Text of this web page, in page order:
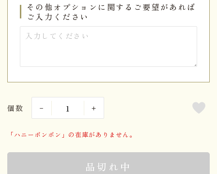
その他オプションに関するご要望があれば
ご入力ください
個数
「ハニーボンボン」の在庫がありません。
品切れ中